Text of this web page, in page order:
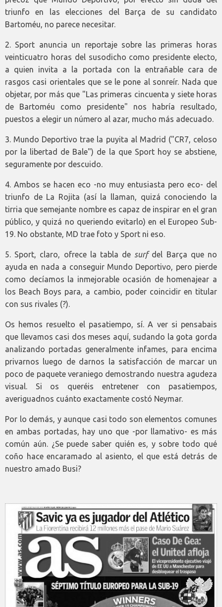
triunfo en las elecciones del Barça de su candidato
Bartoméu, no parece necesitar.
2. Sport anuncia un reportaje sobre las primeras horas
veinticuatro horas del susodicho como presidente electo,
a quien invita a la portada con la entrañable cara de
rasgos casi orientales que se le pone al sonreír. Nada que
objetar, por más que "Las primeras cincuenta y siete horas
de Bartoméu como presidente" nos habría resultado,
puestos a elegir un número al azar, mucho más adecuado.
3. Mundo Deportivo trae la puyita al Madrid ("CR7, celoso
por la libertad de Bale") de la que Sport hoy se abstiene,
seguramente por descuido.
4. Ambos se hacen eco -no muy entusiasta pero eco- del
triunfo de La Rojita (así la llaman, quizá conociendo la
tirria que semejante nombre es capaz de inspirar en el gran
público, y quizá no queriendo evitarlo) en el Europeo Sub-
19. No obstante, MD trae foto y Sport ni eso.
5. Sport, claro, ofrece la tabla de surfdel Barça que no
ayuda en nada a conseguir Mundo Deportivo, pero pierde
como decíamos la inmejorable ocasión de homenajear a
los Beach Boys para, a cambio, poder coincidir en titular
con sus rivales (?).
Os hemos resuelto el pasatiempo, sí. A ver si pensabais
que llevamos casi dos meses aquí, sudando la gota gorda
analizando portadas generalmente infames, para encima
privarnos luego de darnos la satisfacción de marcar un
poco de paquete veraniego demostrando nuestra agudeza
visual. Si os queréis entretener con pasatiempos,
averiguadnos cuánto exactamente costó Neymar.
Por lo demás, y aunque casi todo son elementos comunes
en ambas portadas, hay uno que -por llamativo- es más
común aún. ¿Se puede saber quién es, y sobre todo qué
coño hace encaramado al asiento, el que está detrás de
nuestro amado Busi?